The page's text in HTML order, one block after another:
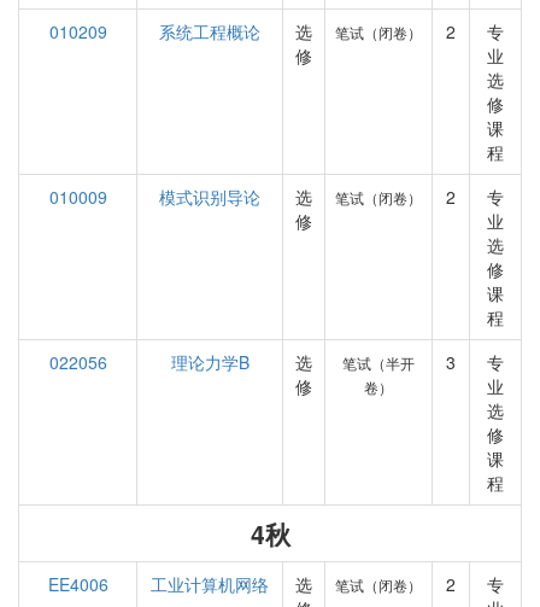
010209
系统工程概论
选
修
笔试（闭卷） 2
专
业
选
修
课
程
010009
模式识别导论
选
修
笔试（闭卷） 2
专
业
选
修
课
程
022056
理论力学B
选
修
笔试（半开
卷）
3
专
业
选
修
课
程
4秋
EE4006 工业计算机网络
选
笔试（闭卷） 2
专